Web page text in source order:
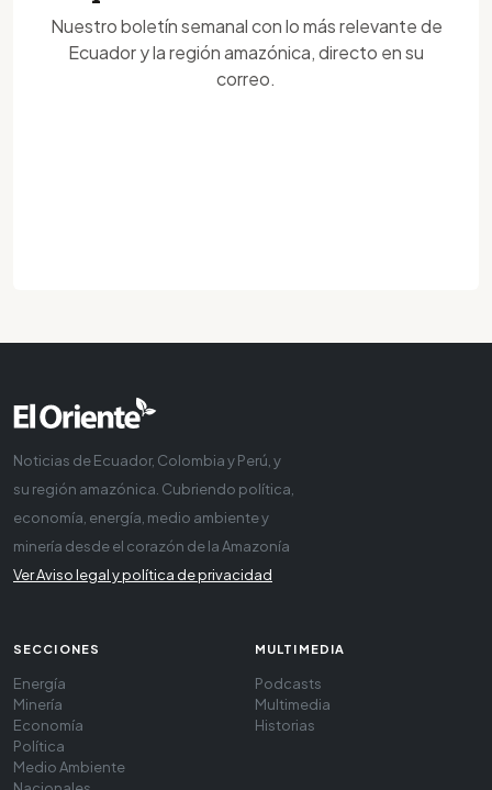
Nuestro boletín semanal con lo más relevante de
Ecuador y la región amazónica, directo en su
correo.
Noticias de Ecuador, Colombia y Perú, y
su región amazónica. Cubriendo política,
economía, energía, medio ambiente y
minería desde el corazón de la Amazonía
Ver Aviso legal y política de privacidad
SECCIONES
Energía
Minería
Economía
Política
Medio Ambiente
MULTIMEDIA
Podcasts
Multimedia
Historias